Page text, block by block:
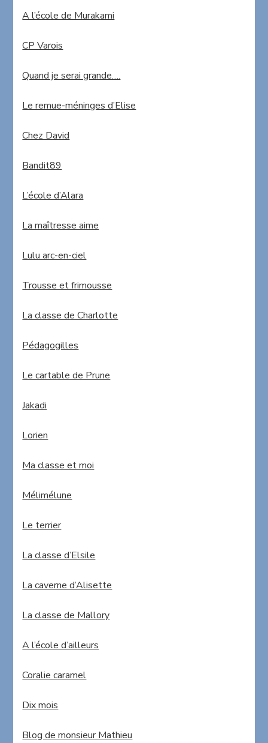
A l’école de Murakami
CP Varois
Quand je serai grande….
Le remue-méninges d’Elise
Chez David
Bandit89
L’école d’Alara
La maîtresse aime
Lulu arc-en-ciel
Trousse et frimousse
La classe de Charlotte
Pédagogilles
Le cartable de Prune
Jakadi
Lorien
Ma classe et moi
Mélimélune
Le terrier
La classe d’Elsile
La caverne d’Alisette
La classe de Mallory
A l’école d’ailleurs
Coralie caramel
Dix mois
Blog de monsieur Mathieu